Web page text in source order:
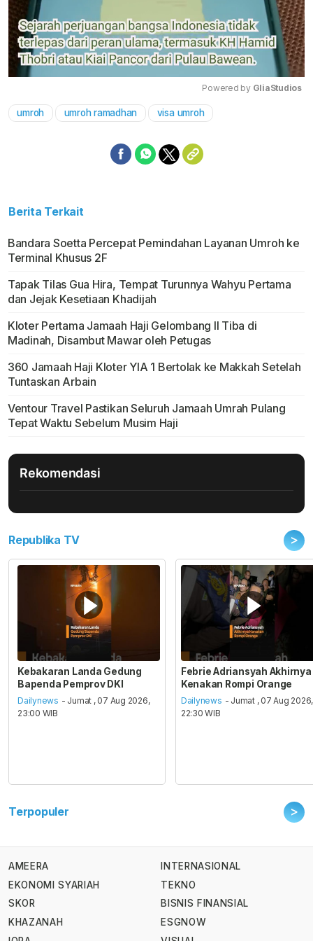
Powered by GliaStudios
umroh umroh ramadhan visa umroh
Berita Terkait
Bandara Soetta Percepat Pemindahan Layanan Umroh ke
Terminal Khusus 2F
Tapak Tilas Gua Hira, Tempat Turunnya Wahyu Pertama
dan Jejak Kesetiaan Khadijah
Kloter Pertama Jamaah Haji Gelombang II Tiba di
Madinah, Disambut Mawar oleh Petugas
360 Jamaah Haji Kloter YIA 1 Bertolak ke Makkah Setelah
Tuntaskan Arbain
Ventour Travel Pastikan Seluruh Jamaah Umrah Pulang
Tepat Waktu Sebelum Musim Haji
Rekomendasi
Republika TV >
Kebakaran Landa Gedung
Bapenda Pemprov DKI
Dailynews - Jumat , 07 Aug 2026,
23:00 WIB
Febrie Adriansyah Akhirnya
Kenakan Rompi Orange
Dailynews - Jumat , 07 Aug 2026,
22:30 WIB
Terpopuler >
AMEERA
EKONOMI SYARIAH
SKOR
KHAZANAH
INTERNASIONAL
TEKNO
BISNIS FINANSIAL
ESGNOW